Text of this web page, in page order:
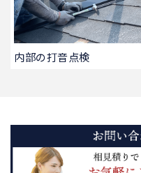
内部の打音点検